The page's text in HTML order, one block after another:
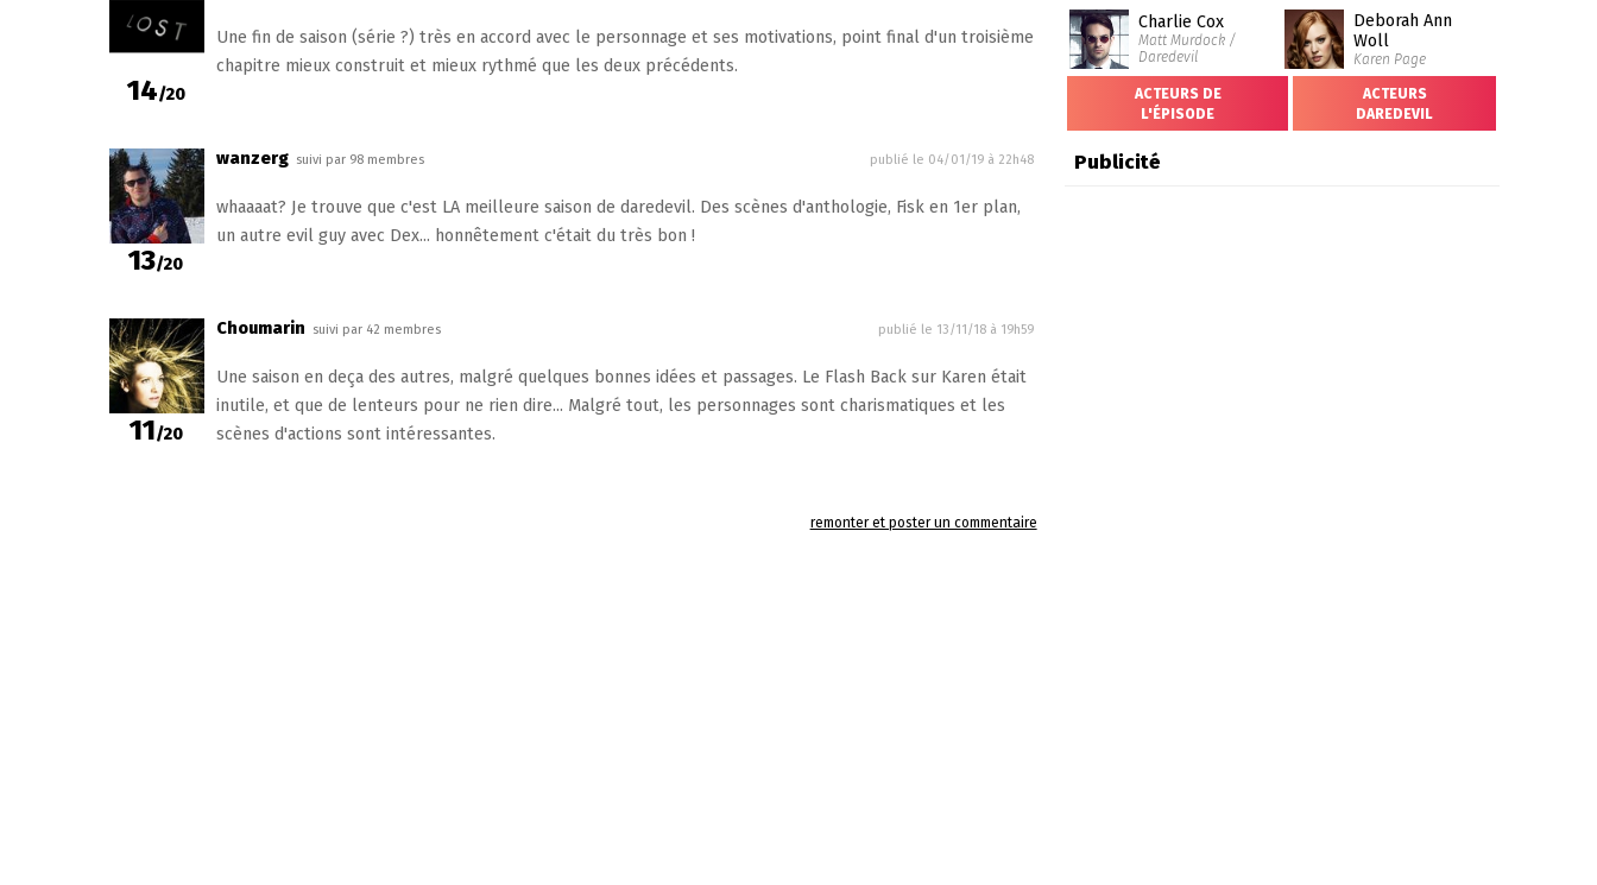
14/20
Une fin de saison (série ?) très en accord avec le personnage et ses motivations, point final d'un troisième
chapitre mieux construit et mieux rythmé que les deux précédents.
13/20
wanzerg suivi par 98 membres publié le 04/01/19 à 22h48
whaaaat? Je trouve que c'est LA meilleure saison de daredevil. Des scènes d'anthologie, Fisk en 1er plan,
un autre evil guy avec Dex... honnêtement c'était du très bon !
11/20
Choumarin suivi par 42 membres publié le 13/11/18 à 19h59
Une saison en deça des autres, malgré quelques bonnes idées et passages. Le Flash Back sur Karen était
inutile, et que de lenteurs pour ne rien dire... Malgré tout, les personnages sont charismatiques et les
scènes d'actions sont intéressantes.
remonter et poster un commentaire
Charlie Cox
Matt Murdock /
Daredevil
Deborah Ann
Woll
Karen Page
ACTEURS DE
L'ÉPISODE
ACTEURS
DAREDEVIL
Publicité